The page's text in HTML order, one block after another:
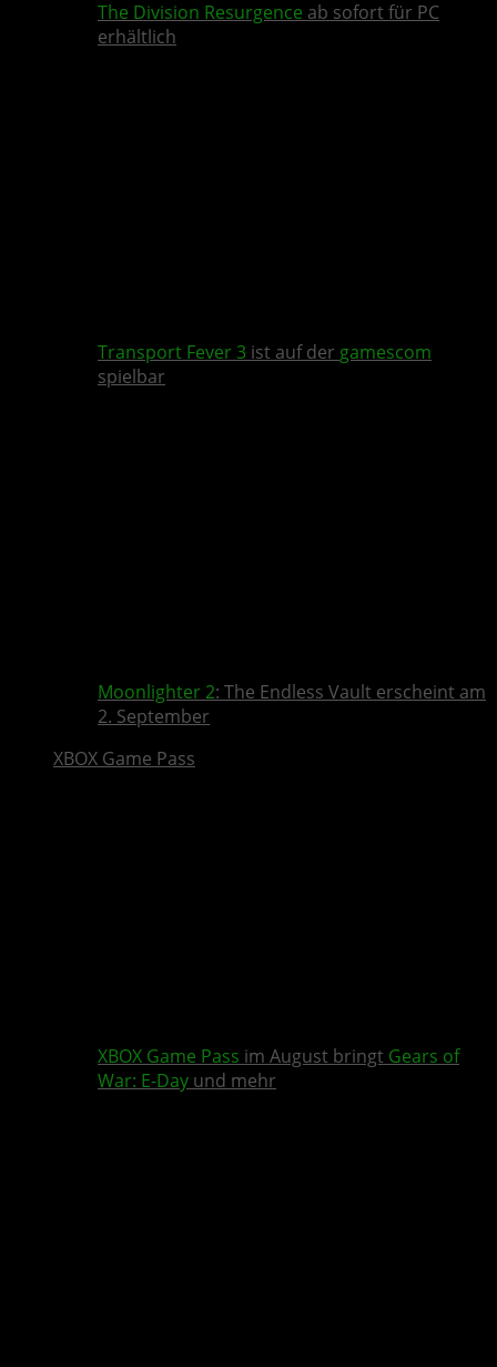
The Division Resurgence ab sofort für PC
erhältlich
Transport Fever 3 ist auf der gamescom
spielbar
Moonlighter 2: The Endless Vault erscheint am
2. September
XBOX Game Pass
XBOX Game Pass im August bringt Gears of
War: E-Day und mehr